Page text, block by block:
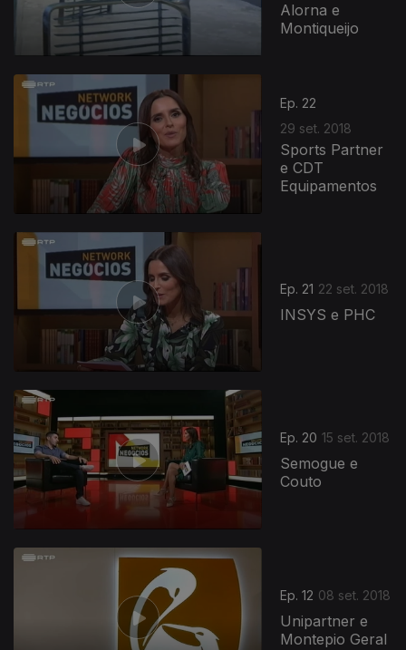
Alorna e
Montiqueijo
Ep. 22
29 set. 2018
Sports Partner
e CDT
Equipamentos
Ep. 21 22 set. 2018
INSYS e PHC
Ep. 20 15 set. 2018
Semogue e
Couto
Ep. 12 08 set. 2018
Unipartner e
Montepio Geral